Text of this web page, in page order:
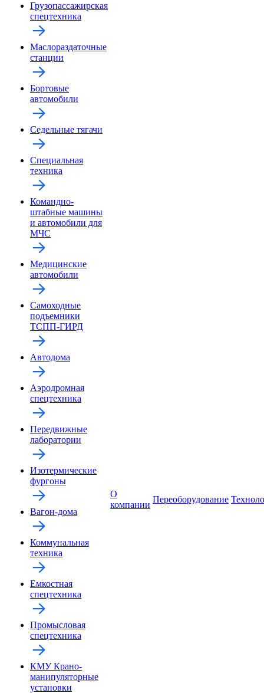
Грузопассажирская
спецтехника
Маслораздаточные
станции
Бортовые
автомобили
Седельные тягачи
Специальная
техника
Командно-
штабные машины
и автомобили для
МЧС
Медицинские
автомобили
Самоходные
подъемники
ТСПП-ГИРД
Автодома
Аэродромная
спецтехника
Передвижные
лаборатории
Изотермические
фургоны
Вагон-дома
Коммунальная
техника
Емкостная
спецтехника
Промысловая
спецтехника
КМУ Крано-
манипуляторные
установки
О
компании
Переоборудование